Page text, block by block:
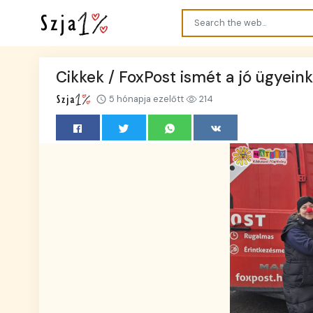
Cikkek / FoxPost ismét a jó
5 hónapja ezelőtt 214